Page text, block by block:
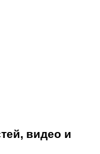
видео и